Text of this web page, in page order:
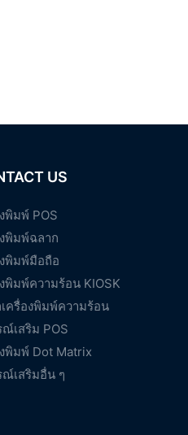
US
พิมพ์ POS
พิมพ์ฉลาก
พิมพ์มือถือ
พิมพ์ความร้อน KIOSK
ครื่องพิมพ์ความร้อน
เสริม POS
พิมพ์ Dot Matrix
เสริมอื่น ๆ